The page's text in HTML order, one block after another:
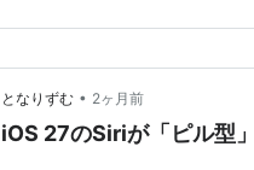
となりずむ • 2ヶ月前
iOS 27のSiriが「ピル型